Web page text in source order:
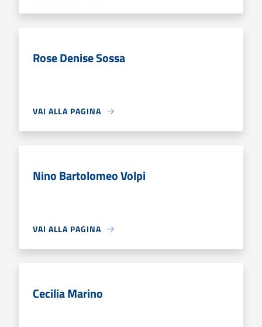
Rose Denise Sossa
VAI ALLA PAGINA
Nino Bartolomeo Volpi
VAI ALLA PAGINA
Cecilia Marino